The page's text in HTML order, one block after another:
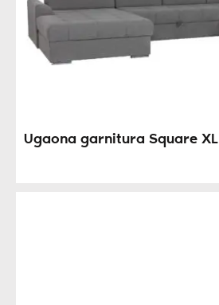
Ugaona garnitura Square XL